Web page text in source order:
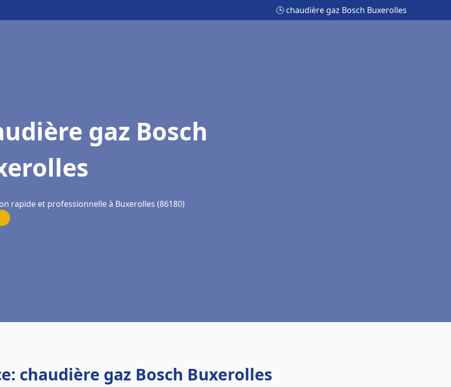
🕒 chaudière gaz Bosch Buxerolles
gaz Bosch
rapide et professionnelle à Buxerolles (86180)
chaudière gaz Bosch Buxerolles